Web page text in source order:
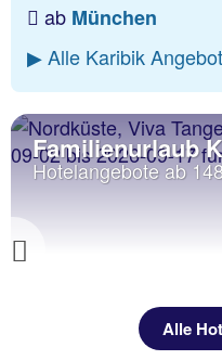
ab München
▶ Alle Karibik
Previous
Familienurlaub
Hotelangebote ab
Alle